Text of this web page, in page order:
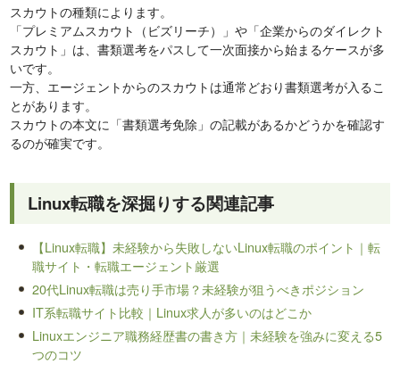
スカウトの種類によります。
「プレミアムスカウト（ビズリーチ）」や「企業からのダイレクト
スカウト」は、書類選考をパスして一次面接から始まるケースが多
いです。
一方、エージェントからのスカウトは通常どおり書類選考が入るこ
とがあります。
スカウトの本文に「書類選考免除」の記載があるかどうかを確認す
るのが確実です。
Linux転職を深掘りする関連記事
【Linux転職】未経験から失敗しないLinux転職のポイント｜転
職サイト・転職エージェント厳選
20代Linux転職は売り手市場？未経験が狙うべきポジション
IT系転職サイト比較｜Linux求人が多いのはどこか
Linuxエンジニア職務経歴書の書き方｜未経験を強みに変える5
つのコツ